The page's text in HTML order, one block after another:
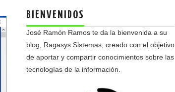
BIENVENIDOS
José Ramón Ramos te da la bienvenida a su
blog, Ragasys Sistemas, creado con el objetivo
de aportar y compartir conocimientos sobre las
tecnologías de la información.